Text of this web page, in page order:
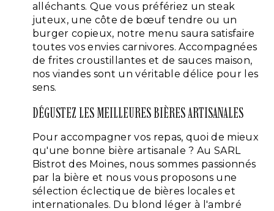
alléchants. Que vous préfériez un steak
juteux, une côte de bœuf tendre ou un
burger copieux, notre menu saura satisfaire
toutes vos envies carnivores. Accompagnées
de frites croustillantes et de sauces maison,
nos viandes sont un véritable délice pour les
sens.
DÉGUSTEZ LES MEILLEURES BIÈRES ARTISANALES
Pour accompagner vos repas, quoi de mieux
qu'une bonne bière artisanale ? Au SARL
Bistrot des Moines, nous sommes passionnés
par la bière et nous vous proposons une
sélection éclectique de bières locales et
internationales. Du blond léger à l'ambré